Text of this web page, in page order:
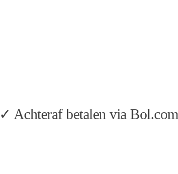
Achteraf betalen via Bol.com